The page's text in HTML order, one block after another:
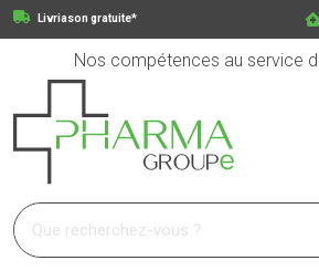
Livriason gratuite*
Nos compétences au service
Pharmagroupe Votre pharmacie en